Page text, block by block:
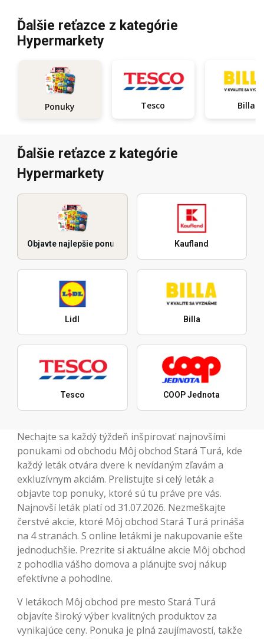
Ďalšie reťazce z kategórie
Hypermarkety
Ponuky Tesco Billa
Ďalšie reťazce z kategórie
Hypermarkety
Objavte najlepšie ponuky Kaufland
Lidl Billa
Tesco COOP Jednota
Nechajte sa každý týždeň inšpirovať najnovšími
ponukami od obchodu Môj obchod Stará Turá, kde
každý leták otvára dvere k nevídaným zľavám a
exkluzívnym akciám. Prelistujte si celý leták a
objavte top ponuky, ktoré sú tu práve pre vás.
Najnovší leták platí od 31.07.2026. Nezmeškajte
čerstvé akcie, ktoré Môj obchod Stará Turá prináša
na 4 stranách. S online letákmi je nakupovanie ešte
jednoduchšie. Prezrite si aktuálne akcie Môj obchod
z pohodlia vášho domova a plánujte svoj nákup
efektívne a pohodlne.
V letákoch Môj obchod pre mesto Stará Turá
objavíte široký výber kvalitných produktov za
vynikajúce ceny. Ponuka je plná zaujímavostí, takže